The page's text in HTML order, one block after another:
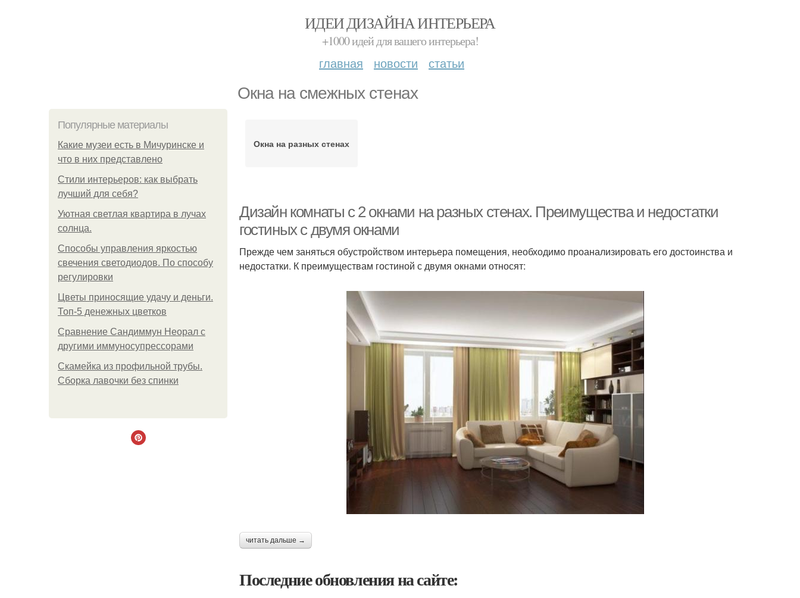
ИДЕИ ДИЗАЙНА ИНТЕРЬЕРА
+1000 идей для вашего интерьера!
главная новости статьи
Окна на смежных стенах
Популярные материалы
Какие музеи есть в Мичуринске и
что в них представлено
Стили интерьеров: как выбрать
лучший для себя?
Уютная светлая квартира в лучах
солнца.
Способы управления яркостью
свечения светодиодов. По способу
регулировки
Цветы приносящие удачу и деньги.
Топ-5 денежных цветков
Сравнение Сандиммун Неорал с
другими иммуносупрессорами
Скамейка из профильной трубы.
Сборка лавочки без спинки
Окна на разных стенах
Дизайн комнаты с 2 окнами на разных стенах. Преимущества и недостатки
гостиных с двумя окнами
Прежде чем заняться обустройством интерьера помещения, необходимо проанализировать его достоинства и
недостатки. К преимуществам гостиной с двумя окнами относят:
читать дальше →
Последние обновления на сайте: